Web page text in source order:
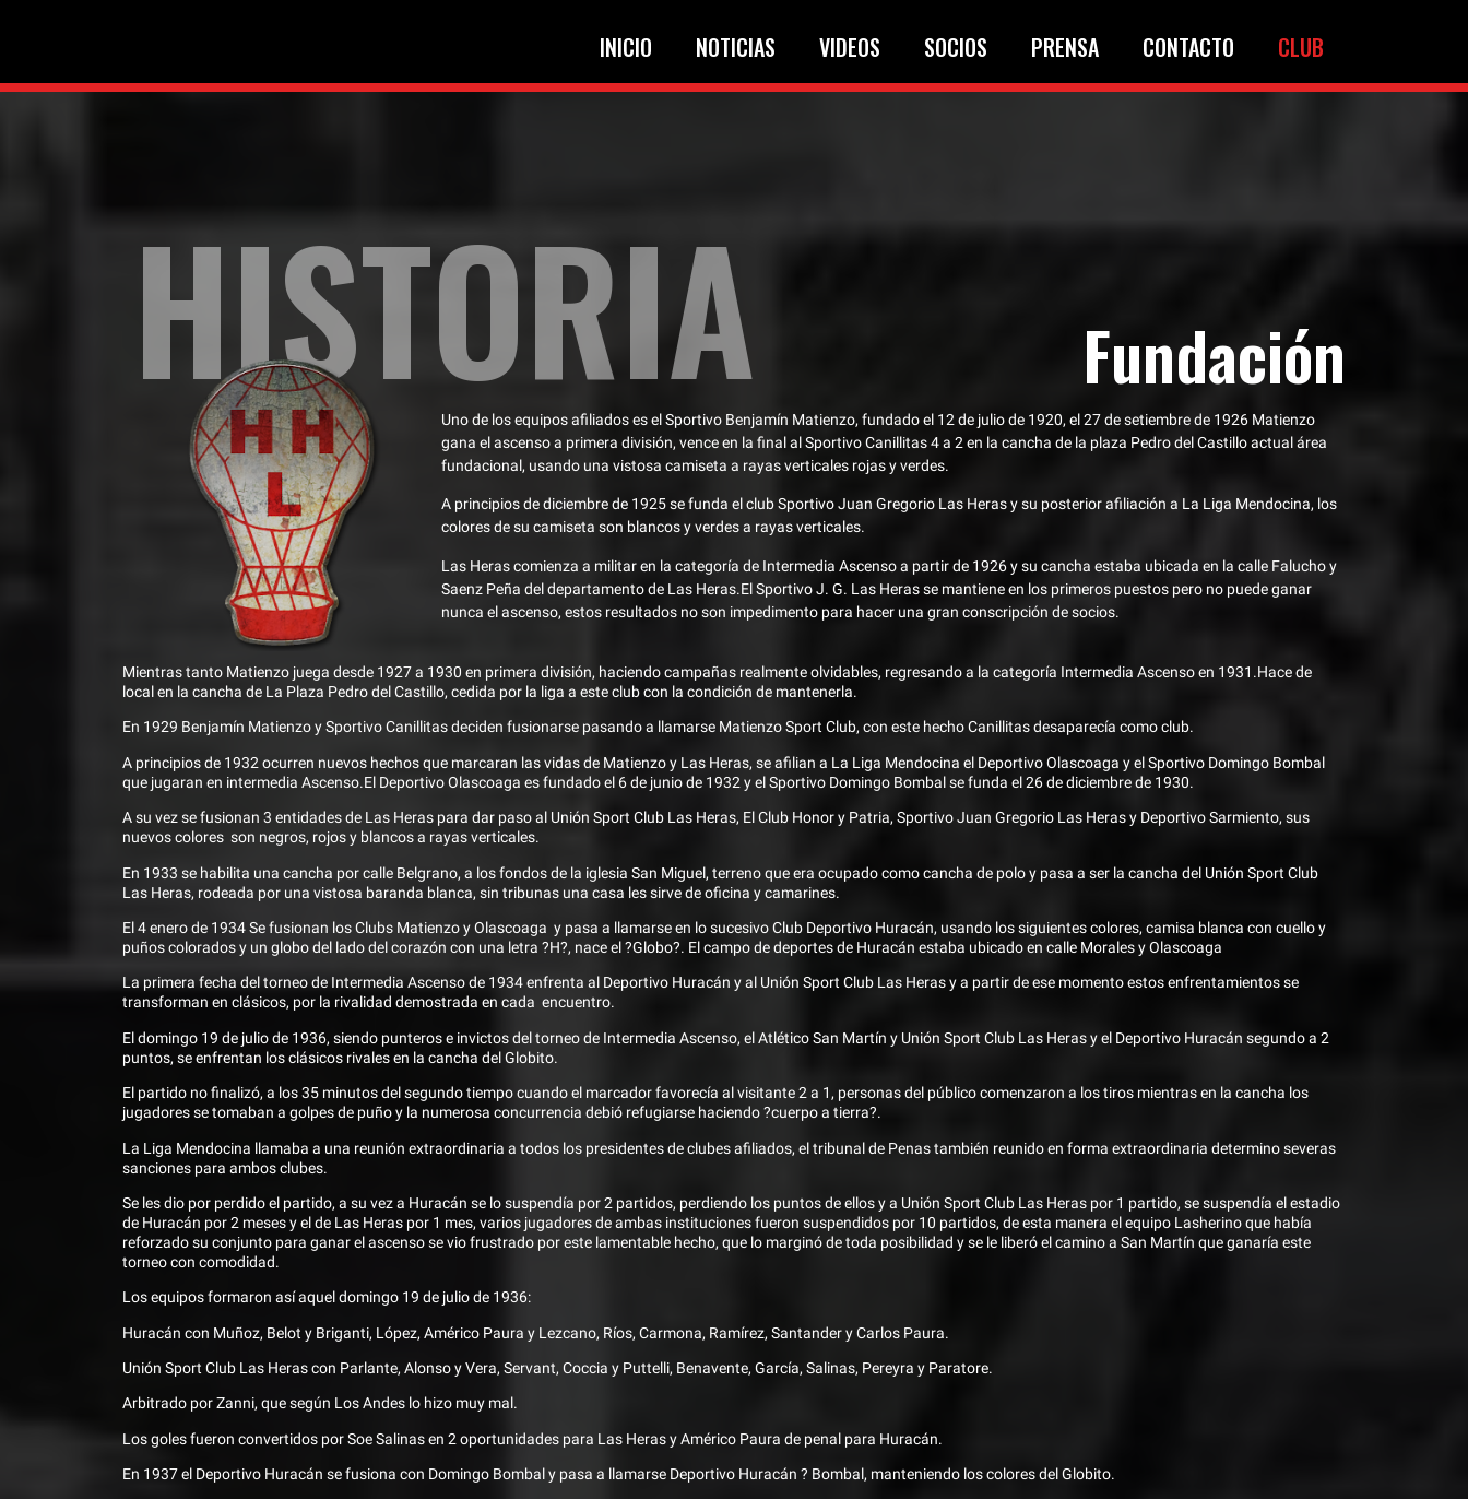
INICIO NOTICIAS VIDEOS SOCIOS PRENSA CONTACTO CLUB
HISTORIA Fundación
Uno de los equipos afiliados es el Sportivo Benjamín Matienzo, fundado el 12 de julio de 1920, el 27 de setiembre de 1926 Matienzo
gana el ascenso a primera división, vence en la final al Sportivo Canillitas 4 a 2 en la cancha de la plaza Pedro del Castillo actual área
fundacional, usando una vistosa camiseta a rayas verticales rojas y verdes.
A principios de diciembre de 1925 se funda el club Sportivo Juan Gregorio Las Heras y su posterior afiliación a La Liga Mendocina, los
colores de su camiseta son blancos y verdes a rayas verticales.
Las Heras comienza a militar en la categoría de Intermedia Ascenso a partir de 1926 y su cancha estaba ubicada en la calle Falucho y
Saenz Peña del departamento de Las Heras.El Sportivo J. G. Las Heras se mantiene en los primeros puestos pero no puede ganar
nunca el ascenso, estos resultados no son impedimento para hacer una gran conscripción de socios.
Mientras tanto Matienzo juega desde 1927 a 1930 en primera división, haciendo campañas realmente olvidables, regresando a la categoría Intermedia Ascenso en 1931.Hace de
local en la cancha de La Plaza Pedro del Castillo, cedida por la liga a este club con la condición de mantenerla.
En 1929 Benjamín Matienzo y Sportivo Canillitas deciden fusionarse pasando a llamarse Matienzo Sport Club, con este hecho Canillitas desaparecía como club.
A principios de 1932 ocurren nuevos hechos que marcaran las vidas de Matienzo y Las Heras, se afilian a La Liga Mendocina el Deportivo Olascoaga y el Sportivo Domingo Bombal
que jugaran en intermedia Ascenso.El Deportivo Olascoaga es fundado el 6 de junio de 1932 y el Sportivo Domingo Bombal se funda el 26 de diciembre de 1930.
A su vez se fusionan 3 entidades de Las Heras para dar paso al Unión Sport Club Las Heras, El Club Honor y Patria, Sportivo Juan Gregorio Las Heras y Deportivo Sarmiento, sus
nuevos colores son negros, rojos y blancos a rayas verticales.
En 1933 se habilita una cancha por calle Belgrano, a los fondos de la iglesia San Miguel, terreno que era ocupado como cancha de polo y pasa a ser la cancha del Unión Sport Club
Las Heras, rodeada por una vistosa baranda blanca, sin tribunas una casa les sirve de oficina y camarines.
El 4 enero de 1934 Se fusionan los Clubs Matienzo y Olascoaga y pasa a llamarse en lo sucesivo Club Deportivo Huracán, usando los siguientes colores, camisa blanca con cuello y
puños colorados y un globo del lado del corazón con una letra ?H?, nace el ?Globo?. El campo de deportes de Huracán estaba ubicado en calle Morales y Olascoaga
La primera fecha del torneo de Intermedia Ascenso de 1934 enfrenta al Deportivo Huracán y al Unión Sport Club Las Heras y a partir de ese momento estos enfrentamientos se
transforman en clásicos, por la rivalidad demostrada en cada encuentro.
El domingo 19 de julio de 1936, siendo punteros e invictos del torneo de Intermedia Ascenso, el Atlético San Martín y Unión Sport Club Las Heras y el Deportivo Huracán segundo a 2
puntos, se enfrentan los clásicos rivales en la cancha del Globito.
El partido no finalizó, a los 35 minutos del segundo tiempo cuando el marcador favorecía al visitante 2 a 1, personas del público comenzaron a los tiros mientras en la cancha los
jugadores se tomaban a golpes de puño y la numerosa concurrencia debió refugiarse haciendo ?cuerpo a tierra?.
La Liga Mendocina llamaba a una reunión extraordinaria a todos los presidentes de clubes afiliados, el tribunal de Penas también reunido en forma extraordinaria determino severas
sanciones para ambos clubes.
Se les dio por perdido el partido, a su vez a Huracán se lo suspendía por 2 partidos, perdiendo los puntos de ellos y a Unión Sport Club Las Heras por 1 partido, se suspendía el estadio
de Huracán por 2 meses y el de Las Heras por 1 mes, varios jugadores de ambas instituciones fueron suspendidos por 10 partidos, de esta manera el equipo Lasherino que había
reforzado su conjunto para ganar el ascenso se vio frustrado por este lamentable hecho, que lo marginó de toda posibilidad y se le liberó el camino a San Martín que ganaría este
torneo con comodidad.
Los equipos formaron así aquel domingo 19 de julio de 1936:
Huracán con Muñoz, Belot y Briganti, López, Américo Paura y Lezcano, Ríos, Carmona, Ramírez, Santander y Carlos Paura.
Unión Sport Club Las Heras con Parlante, Alonso y Vera, Servant, Coccia y Puttelli, Benavente, García, Salinas, Pereyra y Paratore.
Arbitrado por Zanni, que según Los Andes lo hizo muy mal.
Los goles fueron convertidos por Soe Salinas en 2 oportunidades para Las Heras y Américo Paura de penal para Huracán.
En 1937 el Deportivo Huracán se fusiona con Domingo Bombal y pasa a llamarse Deportivo Huracán ? Bombal, manteniendo los colores del Globito.